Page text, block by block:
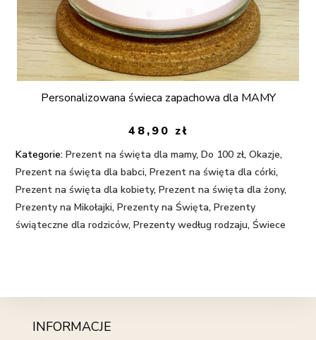
Personalizowana świeca zapachowa dla MAMY
48,90 zł
Kategorie: Prezent na święta dla mamy,Do 100 zł,Okazje,
Prezent na święta dla babci,Prezent na święta dla córki,
Prezent na święta dla kobiety,Prezent na święta dla żony,
Prezenty na Mikołajki,Prezenty na Święta,Prezenty
świąteczne dla rodziców,Prezenty według rodzaju,Świece
INFORMACJE